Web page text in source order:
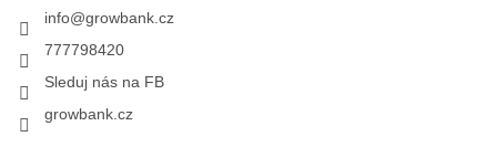
info@growbank.cz
777798420
Sleduj nás na FB
growbank.cz